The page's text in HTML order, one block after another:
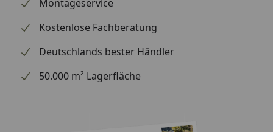
Informationen zu dem Ersatzteil geben. Es dient
lediglich dem Austausch des defekten oder fehlenden
Montageservice
Kostenlose Fachberatung
Deutschlands bester Händler
50.000 m² Lagerfläche